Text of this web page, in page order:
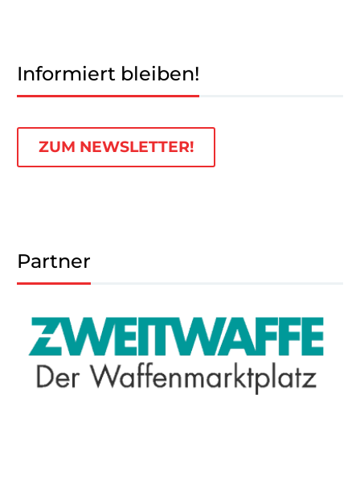
Informiert bleiben!
ZUM NEWSLETTER!
Partner